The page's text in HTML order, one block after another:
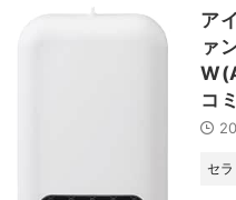
ア
ァ
コ
セ